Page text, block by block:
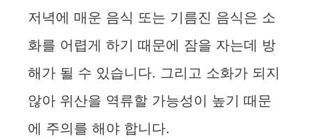
저녁에 매운 음식 또는 기름진 음식은 소
화를 어렵게 하기 때문에 잠을 자는데 방
해가 될 수 있습니다. 그리고 소화가 되지
않아 위산을 역류할 가능성이 높기 때문
에 주의를 해야 합니다.